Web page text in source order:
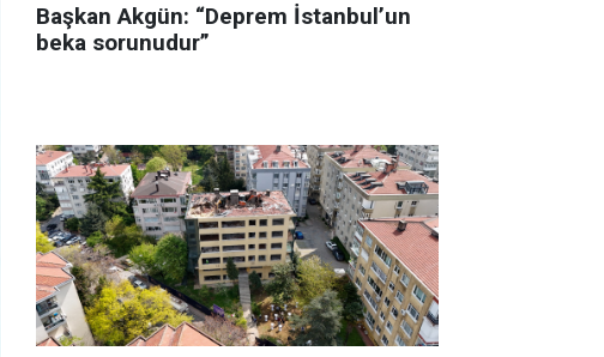
Başkan Akgün: “Deprem İstanbul’un
beka sorunudur”